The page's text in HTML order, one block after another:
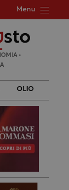
Menu
•
OLIO